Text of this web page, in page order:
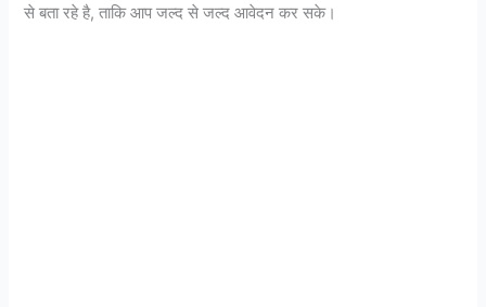
से बता रहे है, ताकि आप जल्द से जल्द आवेदन कर सके।